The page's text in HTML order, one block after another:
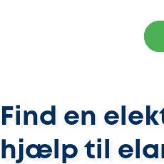
Find en
hjælp til